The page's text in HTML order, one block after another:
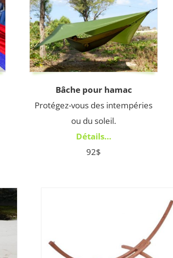
Bâche pour hamac
Protégez-vous des intempéries
ou du soleil.
Détails…
92$